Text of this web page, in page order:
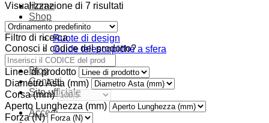
Home
Shop
Molle a Gas
Ruote di design
Guide telescopiche a sfera
Istruzioni montaggio
Blog
Contatti
Sito ufficiale
Accedi
Visualizzazione di 7 risultati
Filtro di ricerca
Conosci il codice del prodotto?
Linee di prodotto
Diametro Asta (mm)
Corsa (mm)
Aperto Lunghezza (mm)
Forza (N)